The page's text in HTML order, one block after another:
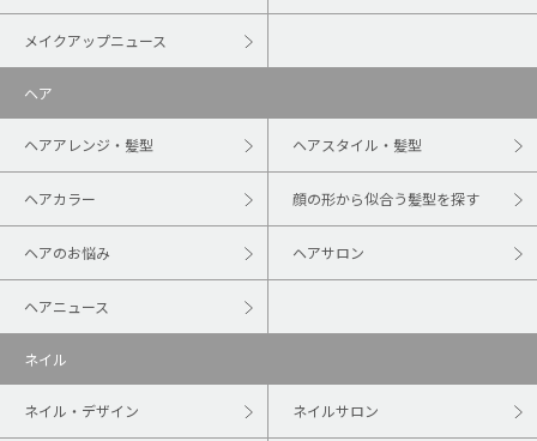
メイクアップニュース
ヘア
ヘアアレンジ・髪型 ヘアスタイル・髪型
ヘアカラー 顔の形から似合う髪型を探す
ヘアのお悩み ヘアサロン
ヘアニュース
ネイル
ネイル・デザイン ネイルサロン